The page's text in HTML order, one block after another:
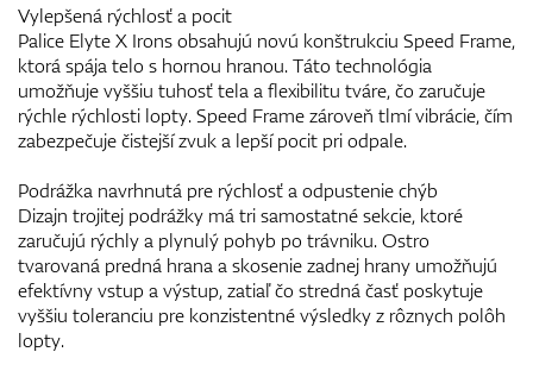
Vylepšená rýchlosť a pocit
Palice Elyte X Irons obsahujú novú konštrukciu Speed Frame,
ktorá spája telo s hornou hranou. Táto technológia
umožňuje vyššiu tuhosť tela a flexibilitu tváre, čo zaručuje
rýchle rýchlosti lopty. Speed Frame zároveň tlmí vibrácie, čím
zabezpečuje čistejší zvuk a lepší pocit pri odpale.
Podrážka navrhnutá pre rýchlosť a odpustenie chýb
Dizajn trojitej podrážky má tri samostatné sekcie, ktoré
zaručujú rýchly a plynulý pohyb po trávniku. Ostro
tvarovaná predná hrana a skosenie zadnej hrany umožňujú
efektívny vstup a výstup, zatiaľ čo stredná časť poskytuje
vyššiu toleranciu pre konzistentné výsledky z rôznych polôh
lopty.